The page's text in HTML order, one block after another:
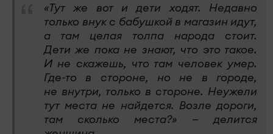
«Тут же вот и дети ходят. Недавно
только внук с бабушкой в магазин идут,
а там целая толпа народа стоит.
Дети же пока не знают, что это такое.
И не скажешь, что там человек умер.
Где-то в стороне, но не в городе,
не внутри, только в стороне. Неужели
тут места не найдется. Возле дороги,
там сколько места?» — делится